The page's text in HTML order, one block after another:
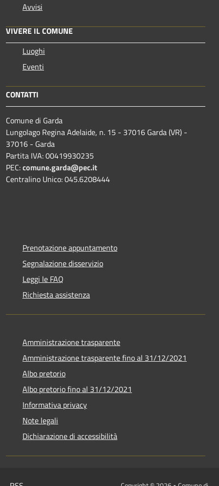
Avvisi
VIVERE IL COMUNE
Luoghi
Eventi
CONTATTI
Comune di Garda
Lungolago Regina Adelaide, n. 15 - 37016 Garda (VR) -
37016 - Garda
Partita IVA: 00419930235
PEC:comune.garda@pec.it
Centralino Unico: 045.6208444
Prenotazione appuntamento
Segnalazione disservizio
Leggi le FAQ
Richiesta assistenza
Amministrazione trasparente
Amministrazione trasparente fino al 31/12/2021
Albo pretorio
Albo pretorio fino al 31/12/2021
Informativa privacy
Note legali
Dichiarazione di accessibilità